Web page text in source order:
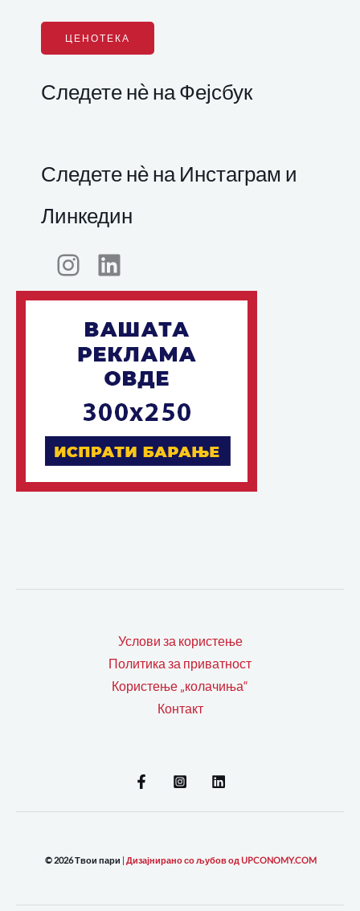
ЦЕНОТЕКА
Следете нѐ на Фејсбук
Следете нѐ на Инстаграм и
Линкедин
Услови за користење
Политика за приватност
Користење „колачиња“
Контакт
© 2026 Твои пари | Дизајнирано со љубов од UPCONOMY.COM